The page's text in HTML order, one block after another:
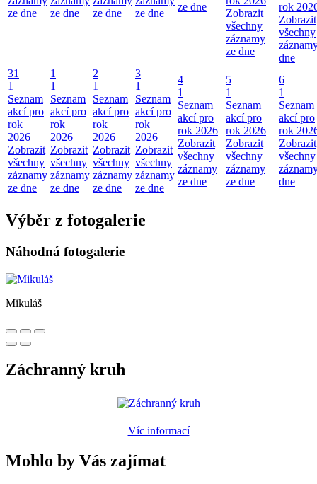
ze dne
ze dne
ze dne
ze dne
ze dne
Zobrazit
všechny
záznamy
ze dne
rok
Zobrazit
všechny
dne
31
1
Seznam
akcí pro
rok
2026
Zobrazit
všechny
záznamy
ze dne
1
1
Seznam
akcí pro
rok
2026
Zobrazit
všechny
záznamy
ze dne
2
1
Seznam
akcí pro
rok
2026
Zobrazit
všechny
záznamy
ze dne
3
1
Seznam
akcí pro
rok
2026
Zobrazit
všechny
záznamy
ze dne
4
1
Seznam
akcí pro
rok 2026
Zobrazit
všechny
záznamy
ze dne
5
1
Seznam
akcí pro
rok 2026
Zobrazit
všechny
záznamy
ze dne
6
1
Seznam
akcí pro
rok
Zobrazit
všechny
dne
Výběr z fotogalerie
Náhodná fotogalerie
Mikuláš
Záchranný kruh
Víc informací
Mohlo by Vás zajímat